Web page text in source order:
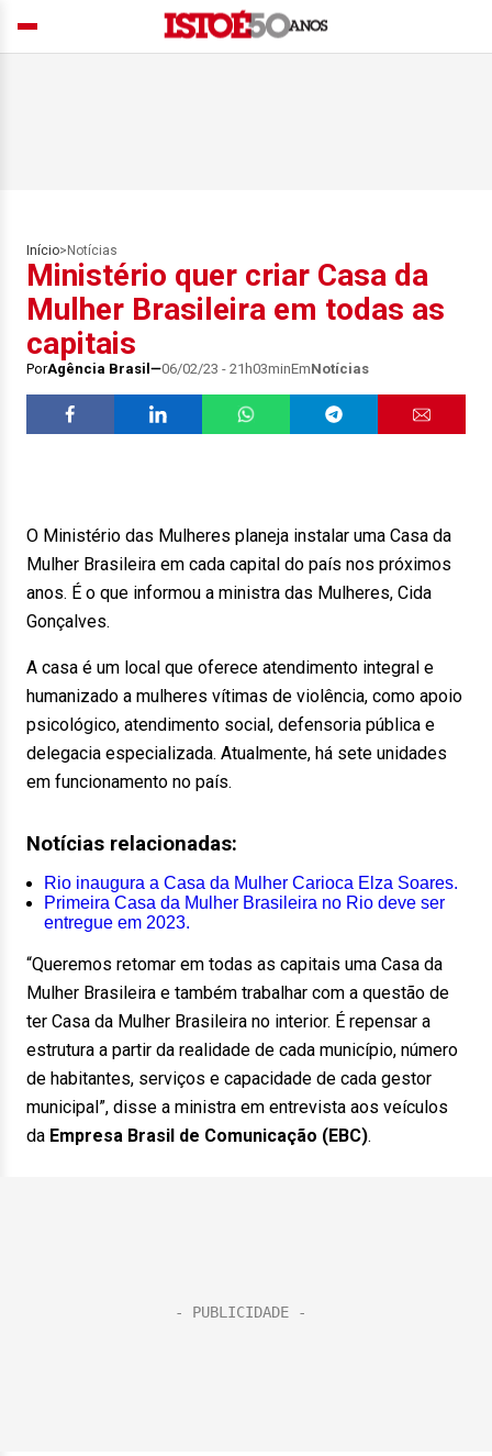
Início> Notícias
Ministério quer criar Casa da
Mulher Brasileira em todas as
capitais
PorAgência Brasil 06/02/23 - 21h03minEmNotícias
O Ministério das Mulheres planeja instalar uma Casa da
Mulher Brasileira em cada capital do país nos próximos
anos. É o que informou a ministra das Mulheres, Cida
Gonçalves.
A casa é um local que oferece atendimento integral e
humanizado a mulheres vítimas de violência, como apoio
psicológico, atendimento social, defensoria pública e
delegacia especializada. Atualmente, há sete unidades
em funcionamento no país.
Notícias relacionadas:
Rio inaugura a Casa da Mulher Carioca Elza Soares.
Primeira Casa da Mulher Brasileira no Rio deve ser
entregue em 2023.
“Queremos retomar em todas as capitais uma Casa da
Mulher Brasileira e também trabalhar com a questão de
ter Casa da Mulher Brasileira no interior. É repensar a
estrutura a partir da realidade de cada município, número
de habitantes, serviços e capacidade de cada gestor
municipal”, disse a ministra em entrevista aos veículos
da Empresa Brasil de Comunicação (EBC).